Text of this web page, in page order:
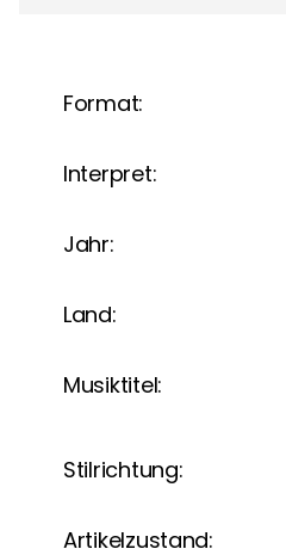
Format:
Interpret:
Jahr:
Land:
Musiktitel:
Stilrichtung:
Artikelzustand: